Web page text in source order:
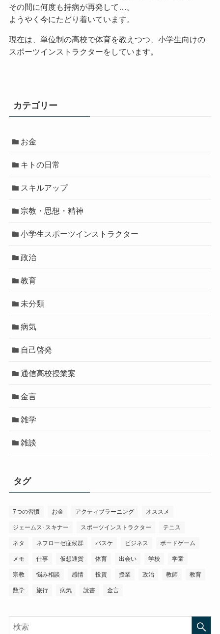
その間に何度も持病が再発して…。
ようやく今にたどり着いています。
現在は、単位制の高校で体育を教えつつ、小学生向けの
スポーツインストラクターをしています。
カテゴリー
お金
キトの日常
スキルアップ
宗教・思想・精神
小学生スポーツインストラクター
政治
教育
未分類
病気
自己啓発
通信高校授業案
金言
雑学
雑談
タグ
7つの習慣 お金 アクティブラーニング オススメ
ジェームス･スキナー スポーツインストラクター テニス
ネタ ネフローゼ症候群 バスケ ビジネス ボードゲーム
メモ 仕事 仮想通貨 体育 出会い 学校 学童
宗教 悩み相談 感情 投資 授業 政治 教師 教育
数学 旅行 病気 読書 金言